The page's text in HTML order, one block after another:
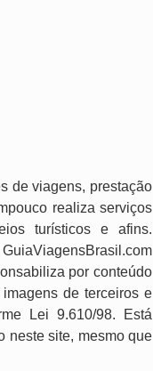
de viagens, prestação
realiza serviços
turísticos e afins.
por conteúdo
de terceiros e
Lei 9.610/98. Está
neste site, mesmo que